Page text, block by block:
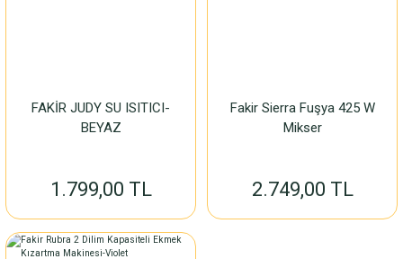
FAKİR JUDY SU ISITICI-
BEYAZ
1.799,00 TL
Fakir Sierra Fuşya 425 W
Mikser
2.749,00 TL